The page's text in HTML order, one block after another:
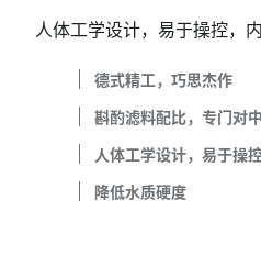
人体工学设计，易于操控，
德式精工，巧思杰作
斟酌滤料配比，专门对
人体工学设计，易于操
降低水质硬度